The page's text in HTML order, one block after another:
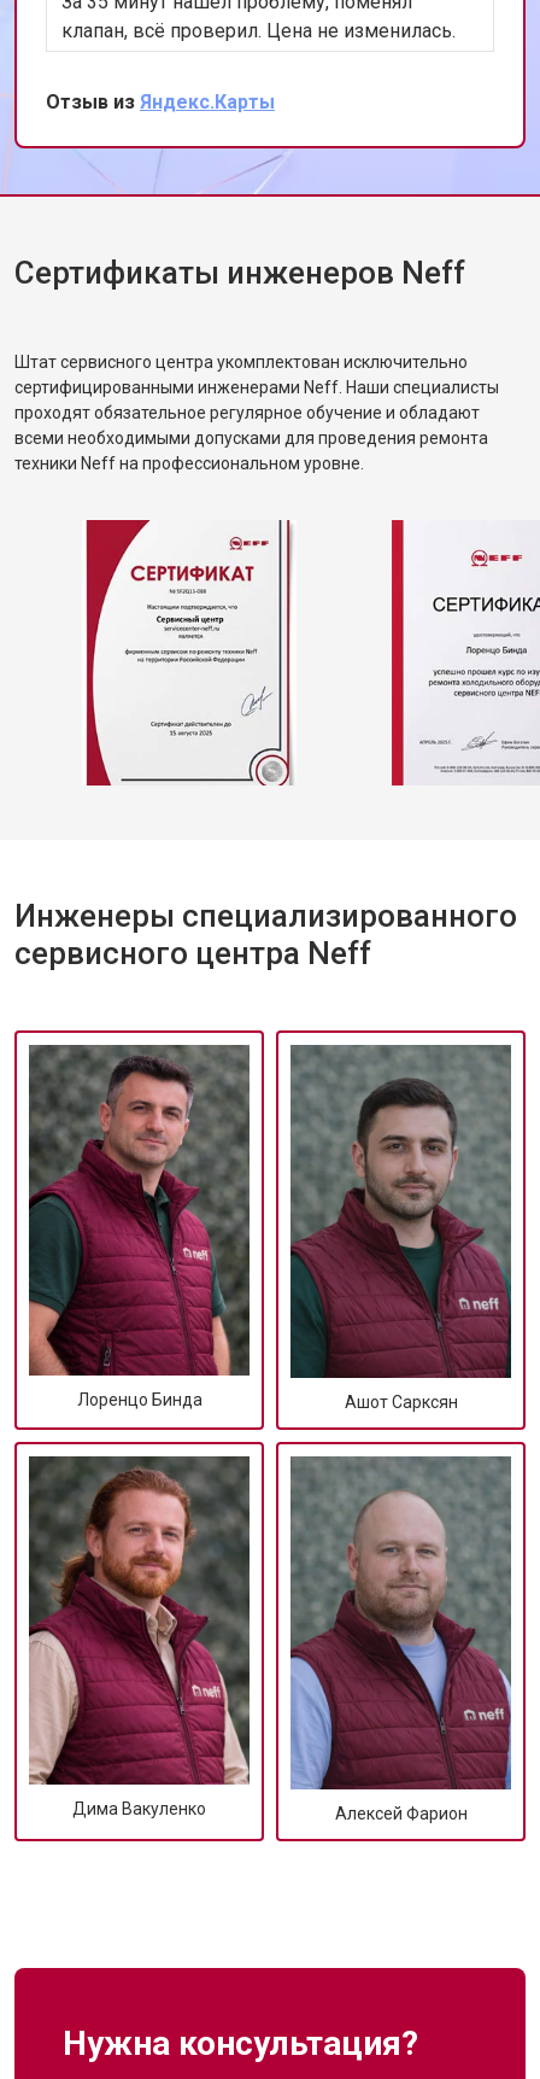
клапан, всё проверил. Цена не изменилась.
Теперь работает лучше, чем когда покупали.
Сохранил номер, всем уже разослал.
Отзыв из Яндекс.Карты
Сертификаты инженеров Neff
Штат сервисного центра укомплектован исключительно
сертифицированными инженерами Neff. Наши специалисты
проходят обязательное регулярное обучение и обладают
всеми необходимыми допусками для проведения ремонта
техники Neff на профессиональном уровне.
Инженеры специализированного
сервисного центра Neff
Лоренцо Бинда Ашот Сарксян
Дима Вакуленко Алексей Фарион
Нужна консультация?